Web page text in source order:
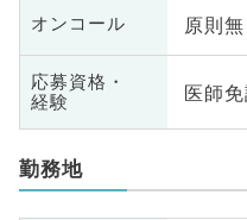
オンコール 原則無
応募資格・
経験
医師
勤務地